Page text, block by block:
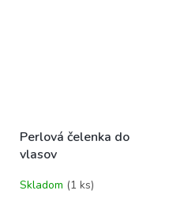
Perlová čelenka do
vlasov
Skladom (1 ks)